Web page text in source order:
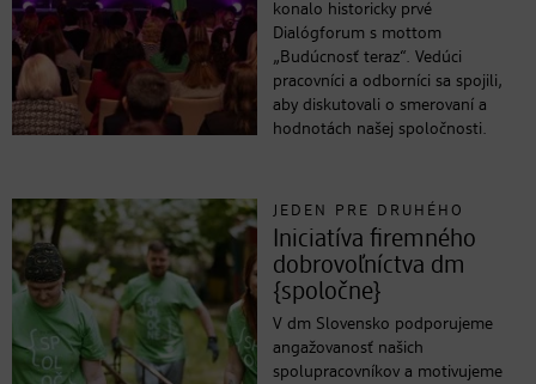
konalo historicky prvé
Dialógforum s mottom
„Budúcnosť teraz“. Vedúci
pracovníci a odborníci sa spojili,
aby diskutovali o smerovaní a
hodnotách našej spoločnosti.
JEDEN PRE DRUHÉHO
Iniciatíva firemného
dobrovoľníctva dm
{spoločne}
V dm Slovensko podporujeme
angažovanosť našich
spolupracovníkov a motivujeme